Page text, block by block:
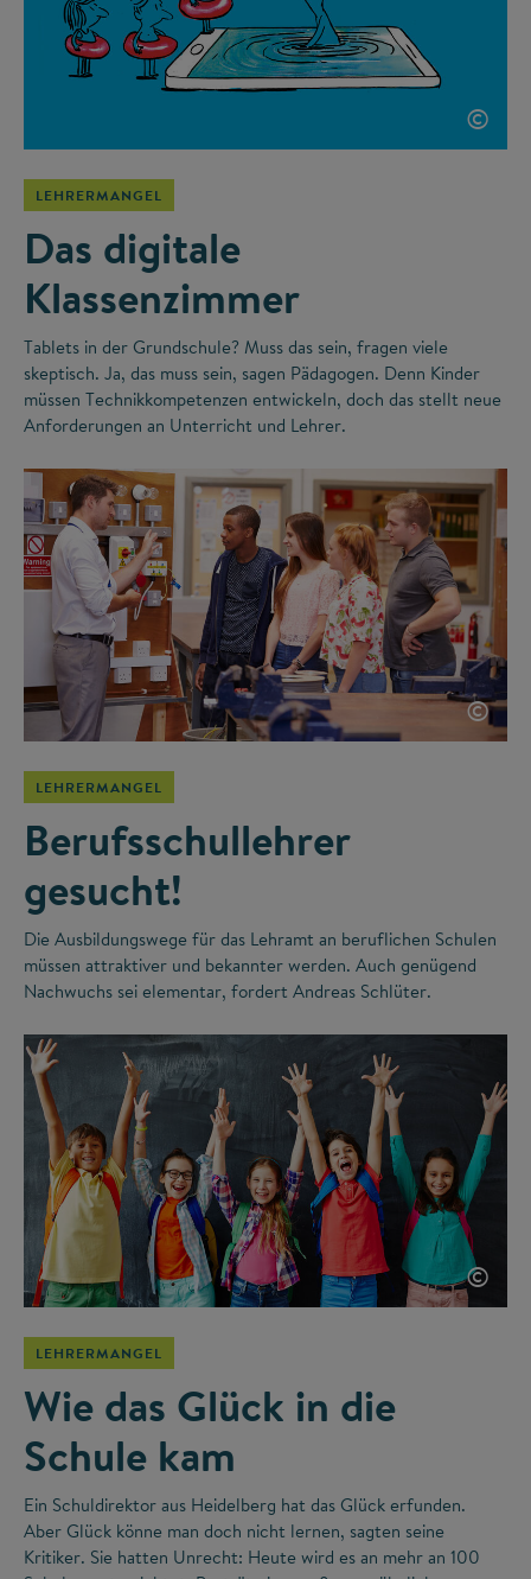
©
LEHRERMANGEL
Das digitale
Klassenzimmer
Tablets in der Grundschule? Muss das sein, fragen viele
skeptisch. Ja, das muss sein, sagen Pädagogen. Denn Kinder
müssen Technikkompetenzen entwickeln, doch das stellt neue
Anforderungen an Unterricht und Lehrer.
©
LEHRERMANGEL
Berufsschullehrer
gesucht!
Die Ausbildungswege für das Lehramt an beruflichen Schulen
müssen attraktiver und bekannter werden. Auch genügend
Nachwuchs sei elementar, fordert Andreas Schlüter.
©
LEHRERMANGEL
Wie das Glück in die
Schule kam
Ein Schuldirektor aus Heidelberg hat das Glück erfunden.
Aber Glück könne man doch nicht lernen, sagten seine
Kritiker. Sie hatten Unrecht: Heute wird es an mehr an 100